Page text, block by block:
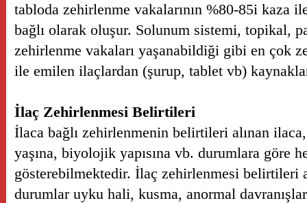
tabloda zehirlenme vakalarının %80-85i kaza
bağlı olarak oluşur. Solunum sistemi, topikal,
zehirlenme vakaları yaşanabildiği gibi en çok
ile emilen ilaçlardan (şurup, tablet vb)
İlaç Zehirlenmesi Belirtileri
İlaca bağlı zehirlenmenin belirtileri alınan
yaşına, biyolojik yapısına vb. durumlara göre
gösterebilmektedir. İlaç zehirlenmesi belirtileri
durumlar uyku hali, kusma, anormal